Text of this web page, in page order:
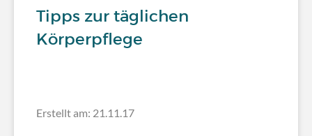
Tipps zur täglichen
Körperpflege
Erstellt am: 21.11.17